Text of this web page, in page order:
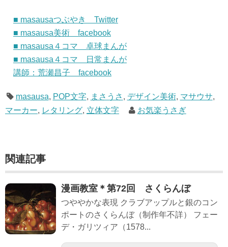
■ masausaつぶやき Twitter
■ masausa美術 facebook
■ masausa４コマ 卓球まんが
■ masausa４コマ 日常まんが
講師：荒瀬昌子 facebook
masausa, POP文字, まさうさ , デザイン美術, マサウサ,
マーカー, レタリング, 立体文字 お気楽うさぎ
関連記事
漫画教室＊第72回 さくらんぼ
つややかな表現 クラブアップルと銀のコン
ポートのさくらんぼ（制作年不詳） フェー
デ・ガリツィア（1578...